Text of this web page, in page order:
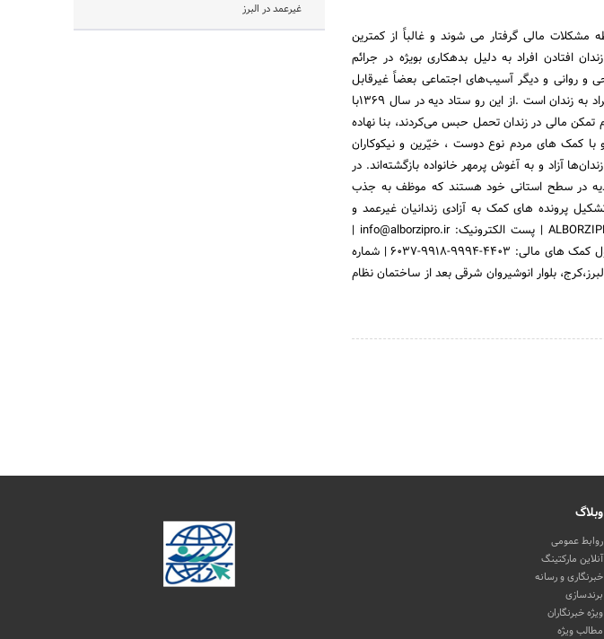
مالی گرفتار می شوند و غالباً از کمترین
افتادن افراد به دلیل بدهکاری بویژه در جرائم
و روانی و دیگر آسیب‌های اجتماعی بعضاً غیرقابل
جبران برای فرد زندانی و خانواده او، ازجمله عواقب ورود ناخواسته افراد به زندان است .از این رو ستاد دیه در سال 1369با
تمکن مالی در زندان تحمل حبس می‌کردند، بنا نهاده
کمک های مردم نوع دوست ، خیّرین و نیکوکاران
غیرعمد از زندان‌ها آزاد و به آغوش‌‌ پرمهر خانواده بازگشته‌اند. در
دیه در سطح استانی خود هستند که موظف به جذب
پرونده های کمک به آزادی زندانیان غیرعمد و
مشمول استان مربوطه می باشند. روابط عمومی: | وبسایت: ALBORZIPRO.IR | پست الکترونیک: info@alborzipro.ir |
تماس و فکس: 02632722316 | عابربانک ستاد دیه البرز جهت وصول کمک های مالی: 4403-9994-9918-6037 | شماره
ستاد دیه البرز: 0125252525002 | نشانی: البرز،کرج، بلوار انوشیروان شرقی بعد از ساختمان نظام
غیرعمد در البرز
وبلاگ
روابط عمومی
آنلاین مارکتینگ
خبرنگاری و رسانه
برندسازی
ویژه خبرنگاران
مطالب ویژه